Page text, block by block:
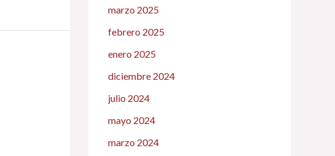
marzo 2025
febrero 2025
enero 2025
diciembre 2024
julio 2024
mayo 2024
marzo 2024